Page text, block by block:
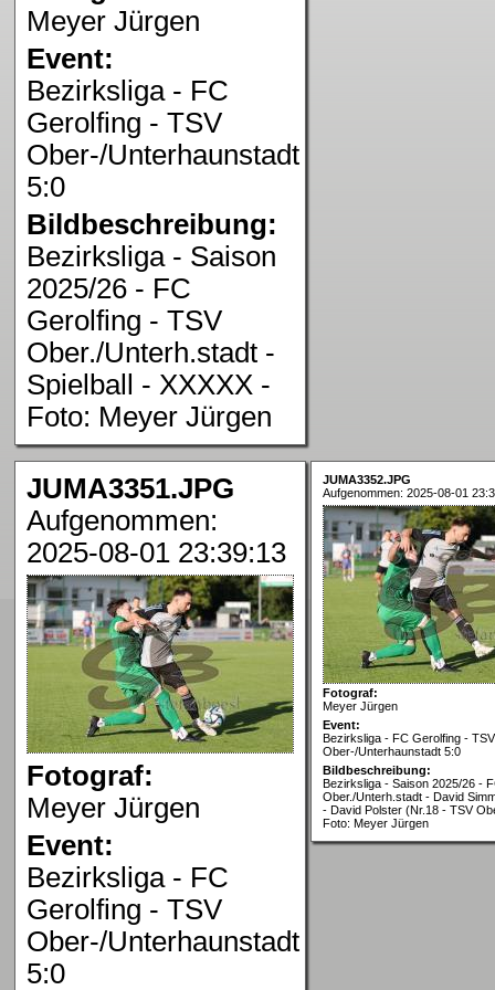
Meyer Jürgen
Event:
Bezirksliga - FC
Gerolfing - TSV
Ober-/Unterhaunstadt
5:0
Bildbeschreibung:
Bezirksliga - Saison
2025/26 - FC
Gerolfing - TSV
Ober./Unterh.stadt -
Spielball - XXXXX -
Foto: Meyer Jürgen
JUMA3351.JPG
Aufgenommen:
2025-08-01 23:39:13
Fotograf:
Meyer Jürgen
Event:
Bezirksliga - FC
Gerolfing - TSV
Ober-/Unterhaunstadt
5:0
JUMA3352.JPG
Aufgenommen: 2025-08-01
Fotograf:
Meyer Jürgen
Event:
Bezirksliga - FC Gerolfing - TSV
Ober-/Unterhaunstadt 5:0
Bildbeschreibung:
Bezirksliga - Saison 2025/26 -
Ober./Unterh.stadt - David
- David Polster (Nr.18 - TSV
Foto: Meyer Jürgen